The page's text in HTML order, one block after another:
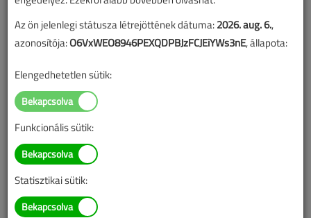
A vásárlással korlátlan hozzáférést kap a cikkhez, ami a
sikeres online elektronikus fizetést követően azonnal
aktiválódik. A hozzáférése nem évül el.
A rendeléshez kérjük, lépjen be!
Illetve, ha még nem tette meg, kérjük, regisztráljon!
Tudnivalók az online cikkvásárlásról
Az ön jelenlegi státusza létrejöttének dátuma:2026. aug. 6.,
azonosítója:O6VxWEO8946PEXQDPBJzFCJEiYWs3nE, állapota:
Elengedhetetlen sütik:
Funkcionális sütik:
Statisztikai sütik: